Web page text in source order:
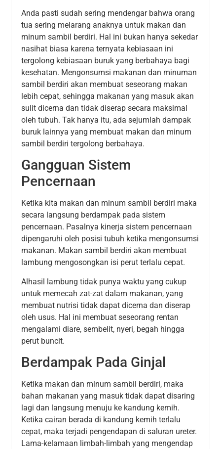
Anda pasti sudah sering mendengar bahwa orang
tua sering melarang anaknya untuk makan dan
minum sambil berdiri. Hal ini bukan hanya sekedar
nasihat biasa karena ternyata kebiasaan ini
tergolong kebiasaan buruk yang berbahaya bagi
kesehatan. Mengonsumsi makanan dan minuman
sambil berdiri akan membuat seseorang makan
lebih cepat, sehingga makanan yang masuk akan
sulit dicerna dan tidak diserap secara maksimal
oleh tubuh. Tak hanya itu, ada sejumlah dampak
buruk lainnya yang membuat makan dan minum
sambil berdiri tergolong berbahaya.
Gangguan Sistem
Pencernaan
Ketika kita makan dan minum sambil berdiri maka
secara langsung berdampak pada sistem
pencernaan. Pasalnya kinerja sistem pencernaan
dipengaruhi oleh posisi tubuh ketika mengonsumsi
makanan. Makan sambil berdiri akan membuat
lambung mengosongkan isi perut terlalu cepat.
Alhasil lambung tidak punya waktu yang cukup
untuk memecah zat-zat dalam makanan, yang
membuat nutrisi tidak dapat dicerna dan diserap
oleh usus. Hal ini membuat seseorang rentan
mengalami diare, sembelit, nyeri, begah hingga
perut buncit.
Berdampak Pada Ginjal
Ketika makan dan minum sambil berdiri, maka
bahan makanan yang masuk tidak dapat disaring
lagi dan langsung menuju ke kandung kemih.
Ketika cairan berada di kandung kemih terlalu
cepat, maka terjadi pengendapan di saluran ureter.
Lama-kelamaan limbah-limbah yang mengendap